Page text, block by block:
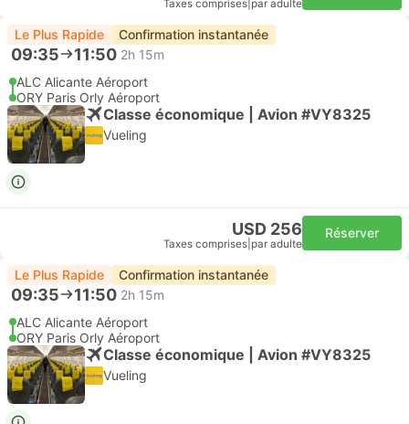
Taxes comprises par adulte
Le Plus Rapide Confirmation instantanée
09:35 11:50 2h 15m
ALC Alicante Aéroport
ORY Paris Orly Aéroport
Classe économique | Avion #VY8325
Vueling
USD 256
Taxes comprises par adulte
Réserver
Le Plus Rapide Confirmation instantanée
09:35 11:50 2h 15m
ALC Alicante Aéroport
ORY Paris Orly Aéroport
Classe économique | Avion #VY8325
Vueling